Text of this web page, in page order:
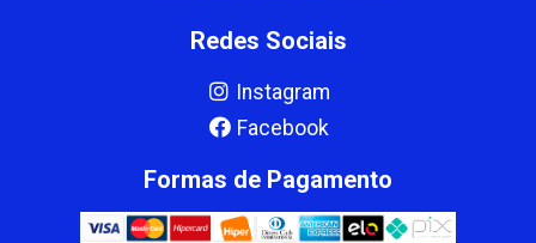
Redes Sociais
Instagram
Facebook
Formas de Pagamento